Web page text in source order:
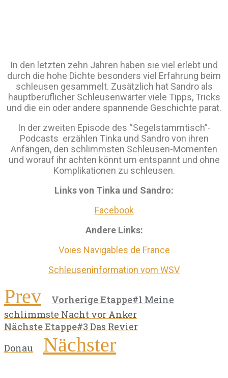
In den letzten zehn Jahren haben sie viel erlebt und
durch die hohe Dichte besonders viel Erfahrung beim
schleusen gesammelt. Zusätzlich hat Sandro als
hauptberuflicher Schleusenwärter viele Tipps, Tricks
und die ein oder andere spannende Geschichte parat.
In der zweiten Episode des “Segelstammtisch”-
Podcasts erzählen Tinka und Sandro von ihren
Anfängen, den schlimmsten Schleusen-Momenten
und worauf ihr achten könnt um entspannt und ohne
Komplikationen zu schleusen.
Links von Tinka und Sandro:
Facebook
Andere Links:
Voies Navigables de France
Schleuseninformation vom WSV
Prev Vorherige Etappe#1 Meine
schlimmste Nacht vor Anker
Nächste Etappe#3 Das Revier
Donau
Nächster